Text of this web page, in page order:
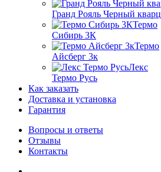
Гранд Рояль Черный кварц
Термо
Сибирь 3К
Термо
Айсберг 3к
Лекс
Термо Русь
Как заказать
Доставка и установка
Гарантия
Вопросы и ответы
Отзывы
Контакты